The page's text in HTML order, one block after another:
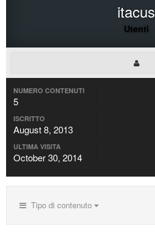
itacus
Utenti
NUMERO CONTENUTI
5
ISCRITTO
August 8, 2013
ULTIMA VISITA
October 30, 2014
Tipo di contenuto